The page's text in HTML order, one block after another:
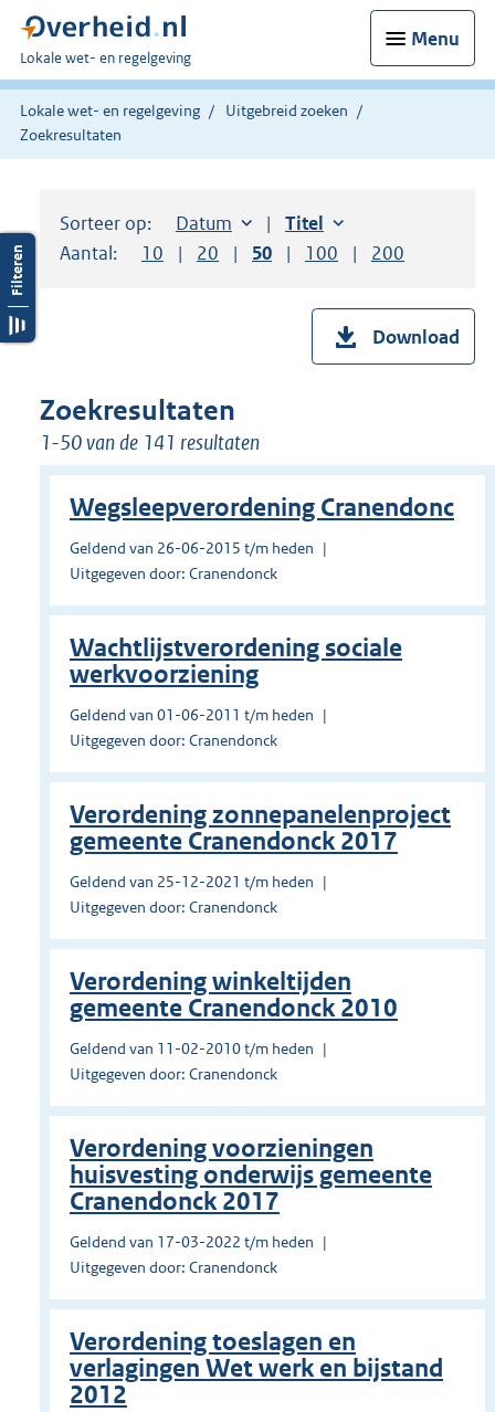
Menu
U
bent
hier:
Lokale wet- en regelgeving
Lokale wet- en regelgeving
Uitgebreid zoeken
Zoekresultaten
Sorteer op: Sorteer op:
Datum aflopendSorteer op:
Titel oplopend
Aantal:
Toon
10 resultaten per pagina
Toon
20 resultaten per pagina
Toon
50 resultaten per pagina
Toon
100 resultaten per
Toon
200
Download
Zoekresultaten
1-50 van de 141 resultaten
Wegsleepverordening Cranendonc
Geldend van 26-06-2015 t/m heden
Uitgegeven door: Cranendonck
Wachtlijstverordening sociale
werkvoorziening
Geldend van 01-06-2011 t/m heden
Uitgegeven door: Cranendonck
Verordening zonnepanelenproject
gemeente Cranendonck 2017
Geldend van 25-12-2021 t/m heden
Uitgegeven door: Cranendonck
Verordening winkeltijden
gemeente Cranendonck 2010
Geldend van 11-02-2010 t/m heden
Uitgegeven door: Cranendonck
Verordening voorzieningen
huisvesting onderwijs gemeente
Cranendonck 2017
Geldend van 17-03-2022 t/m heden
Uitgegeven door: Cranendonck
Verordening toeslagen en
verlagingen Wet werk en bijstand
2012